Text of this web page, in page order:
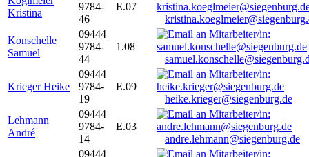
Kristina
9784-
46
E.07
Konschelle
Samuel
09444
9784-
44
1.08
Krieger Heike
09444
9784-
19
E.09
heike.krieger@siegenburg.de
Lehmann
André
09444
9784-
14
E.03
andre.lehmann@siegenburg.de
09444